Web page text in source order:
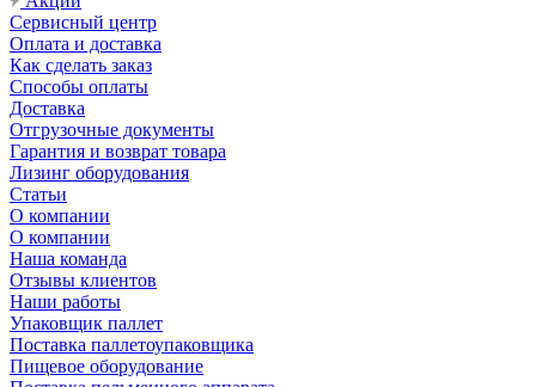
Сервисный центр
Оплата и доставка
Как сделать заказ
Способы оплаты
Доставка
Отгрузочные документы
Гарантия и возврат товара
Лизинг оборудования
Статьи
О компании
О компании
Наша команда
Отзывы клиентов
Наши работы
Упаковщик паллет
Поставка паллетоупаковщика
Пищевое оборудование